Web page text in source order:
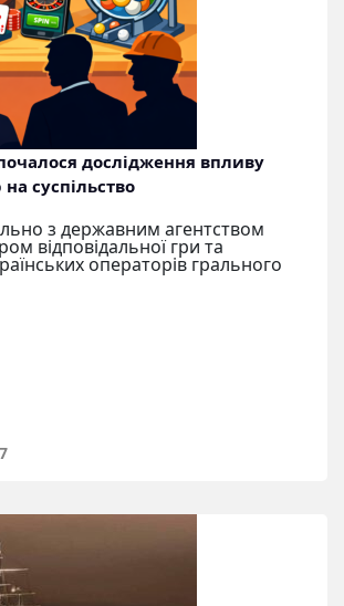
дослідження впливу
суспільство
з державним агентством
відповідальної гри та
операторів грального